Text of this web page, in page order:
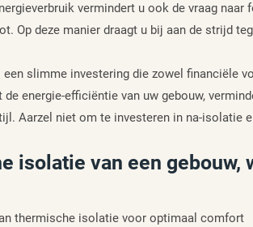
vermindert u ook de vraag naar
Op deze manier draagt u bij aan de strijd
slimme investering die zowel financiële
energie-efficiëntie van uw gebouw,
Aarzel niet om te investeren in na-isolatie
isolatie van een gebouw,
thermische isolatie voor optimaal comfort